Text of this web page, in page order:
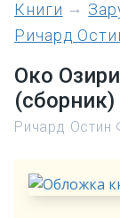
книги
Ричард
Око
(сборник)
Ричард Остин